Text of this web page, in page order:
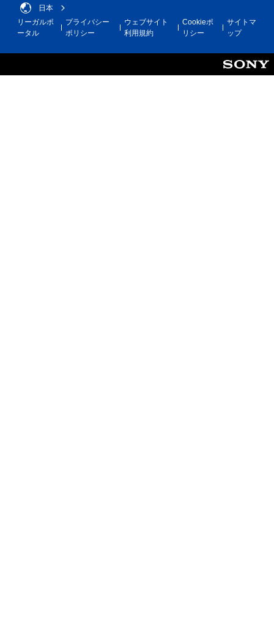
日本
リーガルポ
ータル
プライバシー
ポリシー
ウェブサイト
利用規約
Cookieポ
リシー
サイトマ
ップ